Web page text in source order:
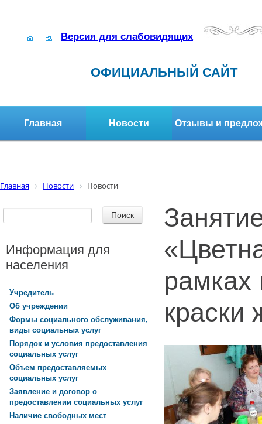
Версия для слабовидящих
ОФИЦИАЛЬНЫЙ САЙТ
Главная Новости Отзывы и
Главная Новости Новости
рамках
краски
Информация для
населения
Учредитель
Об учреждении
Формы социального обслуживания,
виды социальных услуг
Порядок и условия предоставления
социальных услуг
Объем предоставляемых
социальных услуг
Заявление и договор о
предоставлении социальных услуг
Наличие свободных мест